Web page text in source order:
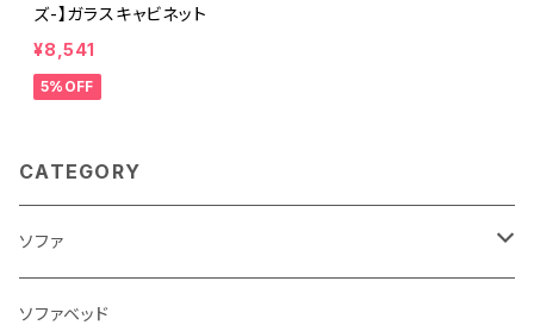
ズ-】ガラスキャビネット
¥8,541
5%OFF
CATEGORY
ソファ
3人掛け
ソファベッド